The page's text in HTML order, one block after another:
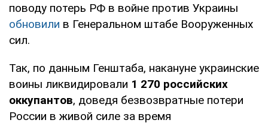
поводу потерь РФ в войне против Украины
обновили в Генеральном штабе Вооруженных
сил.
Так, по данным Генштаба, накануне украинские
воины ликвидировали 1 270 российских
оккупантов, доведя безвозвратные потери
России в живой силе за время